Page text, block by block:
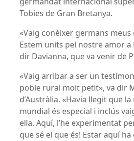
Tobies de Gran Bretanya.
«Vaig conèixer germans meus
Estem units pel nostre amor a
dir Davianna, que va venir de
«Vaig arribar a ser un
poble rural molt petit», va dir
d’Austràlia. «Havia llegit que
mundial és especial i inclús
ella. Aquí, l’he experimentat
que sé el que és! Estar aquí